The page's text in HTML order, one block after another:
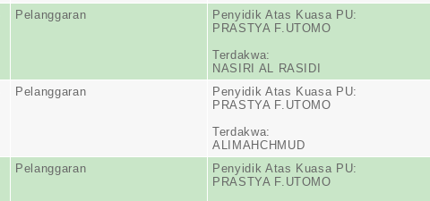
Pelanggaran
Penyidik Atas Kuasa PU:
PRASTYA F.UTOMO
Terdakwa:
NASIRI AL RASIDI
Pelanggaran
Penyidik Atas Kuasa PU:
PRASTYA F.UTOMO
Terdakwa:
ALIMAHCHMUD
Pelanggaran
Penyidik Atas Kuasa PU:
PRASTYA F.UTOMO